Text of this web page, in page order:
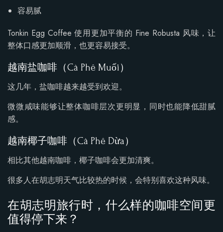
容易腻
Tonkin Egg Coffee 使用更加平衡的 Fine Robusta 风味，让
整体口感更加顺滑，也更容易接受。
越南盐咖啡（Cà Phê Muối）
这几年，盐咖啡越来越受到欢迎。
微微咸味能够让整体咖啡层次更明显，同时也能降低甜腻
感。
越南椰子咖啡（Cà Phê Dừa）
相比其他越南咖啡，椰子咖啡会更加清爽。
很多人在胡志明天气比较热的时候，会特别喜欢这种风味。
在胡志明旅行时，什么样的咖啡空间更
值得停下来？